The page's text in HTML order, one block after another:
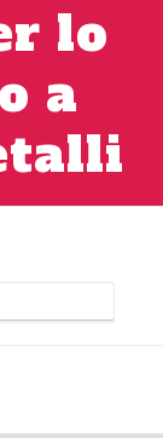
lo
a